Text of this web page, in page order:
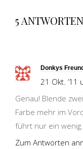
5
Donkys Freund
21 Okt. ’11
Genau! Blende
Farbe mehr im
führt nur ein
Zum Antworten